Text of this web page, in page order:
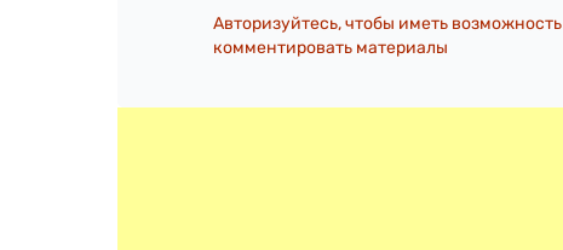
Авторизуйтесь, чтобы иметь возможность
комментировать материалы